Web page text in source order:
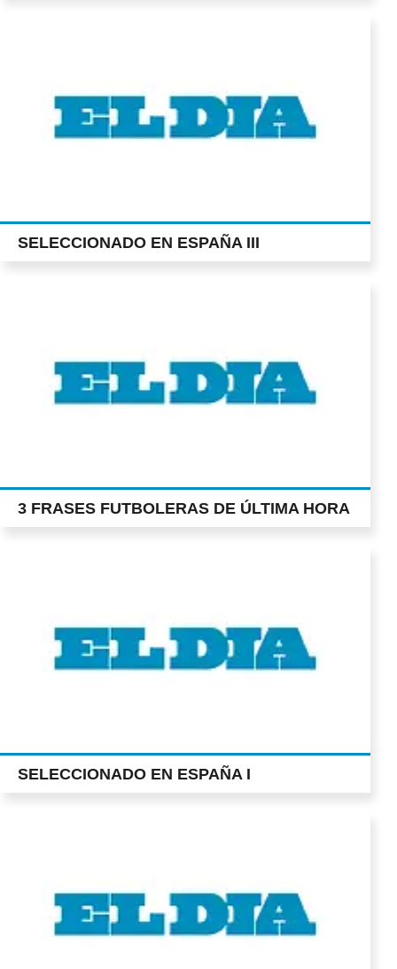
SELECCIONADO EN ESPAÑA III
3 FRASES FUTBOLERAS DE ÚLTIMA HORA
SELECCIONADO EN ESPAÑA I